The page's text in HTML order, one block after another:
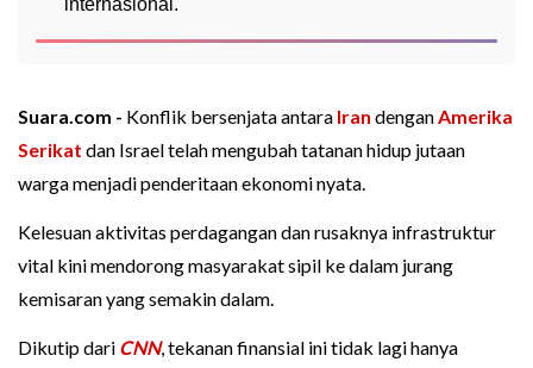
internasional.
Suara.com - Konflik bersenjata antara Iran denganAmerika
Serikat dan Israel telah mengubah tatanan hidup jutaan
warga menjadi penderitaan ekonomi nyata.
Kelesuan aktivitas perdagangan dan rusaknya infrastruktur
vital kini mendorong masyarakat sipil ke dalam jurang
kemisaran yang semakin dalam.
Dikutip dari CNN, tekanan finansial ini tidak lagi hanya